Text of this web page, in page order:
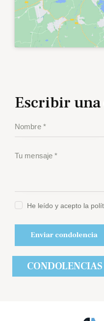
Escribir
He leído y acepto la
CONDOLENCIAS